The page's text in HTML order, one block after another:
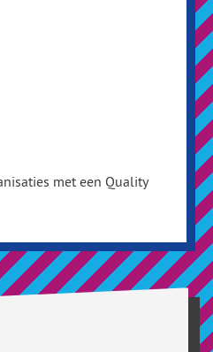
met een Quality